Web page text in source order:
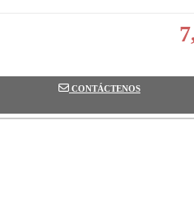
CONTÁCTENOS